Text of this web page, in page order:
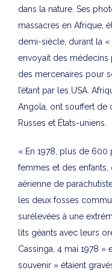
dans la nature. Ses
massacres en Afrique,
demi-siècle, durant la
envoyait des médecins
des mercenaires pour
l’étant par les USA.
Angola, ont souffert de
Russes et États-uniens.
« En 1978, plus de
femmes et des enfants,
aérienne de
les deux fosses
surélevées à une
lits géants avec leurs
Cassinga, 4 mai 1978 »
souvenir » étaient